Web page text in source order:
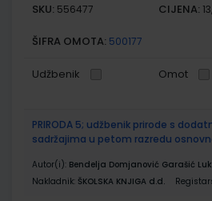
SKU: 556477 CIJENA:
ŠIFRA OMOTA: 500177
Udžbenik Omot
PRIRODA 5; udžbenik prirode s
sadržajima u petom razredu
Autor(i): Bendelja Domjanović Garašić
Nakladnik: ŠKOLSKA KNJIGA d.d.